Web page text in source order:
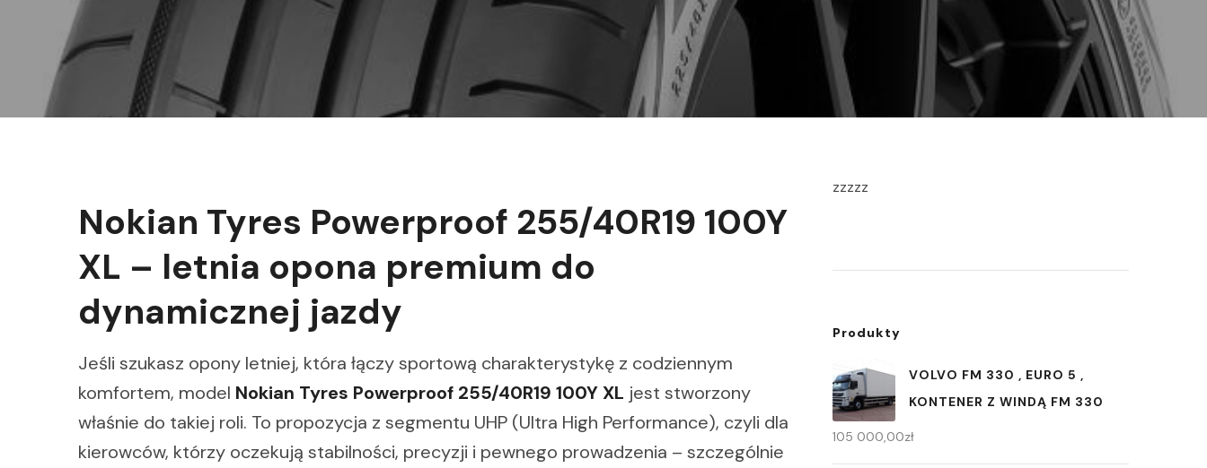
Nokian Tyres Powerproof 255/40R19 100Y
XL – letnia opona premium do
dynamicznej jazdy
Jeśli szukasz opony letniej, która łączy sportową charakterystykę z codziennym
komfortem, model Nokian Tyres Powerproof 255/40R19 100Y XL jest stworzony
właśnie do takiej roli. To propozycja z segmentu UHP (Ultra High Performance), czyli dla
kierowców, którzy oczekują stabilności, precyzji i pewnego prowadzenia – szczególnie
zzzzz
Produkty
VOLVO FM 330 , EURO 5 ,
KONTENER Z WINDĄ FM 330
105 000,00zł